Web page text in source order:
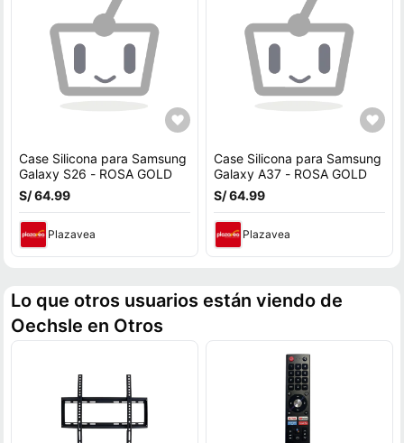
Case Silicona para Samsung
Galaxy S26 - ROSA GOLD
S/ 64.99
Plazavea
Case Silicona para Samsung
Galaxy A37 - ROSA GOLD
S/ 64.99
Plazavea
Lo que otros usuarios están viendo de
Oechsle en Otros